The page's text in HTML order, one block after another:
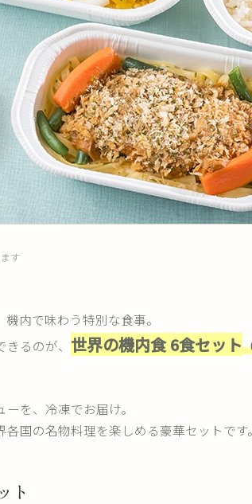
す
内で味わう特別な食事。
るのが、 世界の機内食 6食セット
を、冷凍でお届け。
国の名物料理を楽しめる豪華セットです。
ト